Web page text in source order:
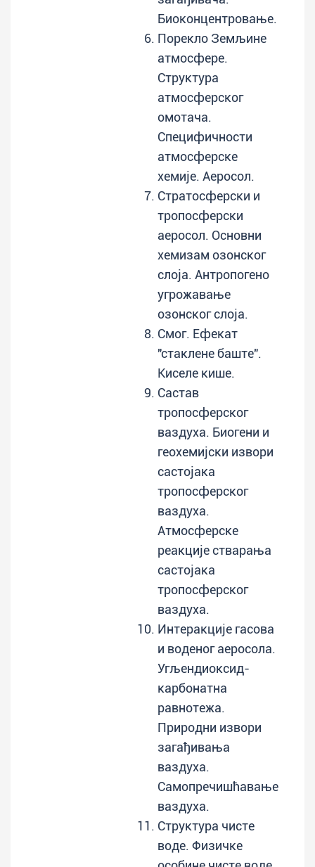
Биоконцентровање.
Порекло Земљине
атмосфере.
Структура
атмосферског
омотача.
Специфичности
атмосферске
хемије. Аеросол.
Стратосферски и
тропосферски
аеросол. Основни
хемизам озонског
слоја. Антропогено
угрожавање
озонског слоја.
Смог. Ефекат
"стаклене баште".
Киселе кише.
Састав
тропосферског
ваздуха. Биогени и
геохемијски извори
састојака
тропосферског
ваздуха.
Атмосферске
реакције стварања
састојака
тропосферског
ваздуха.
Интеракције гасова
и воденог аеросола.
Угљендиоксид-
карбонатна
равнотежа.
Природни извори
загађивања
ваздуха.
Самопречишћавање
ваздуха.
Структура чисте
воде. Физичке